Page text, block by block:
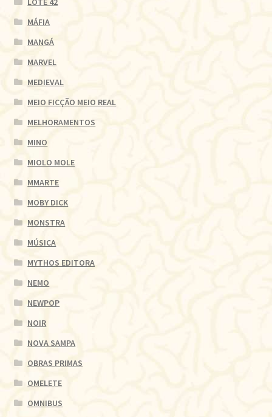
MÁFIA
MANGÁ
MARVEL
MEDIEVAL
MEIO FICÇÃO MEIO REAL
MELHORAMENTOS
MINO
MIOLO MOLE
MMARTE
MOBY DICK
MONSTRA
MÚSICA
MYTHOS EDITORA
NEMO
NEWPOP
NOIR
NOVA SAMPA
OBRAS PRIMAS
OMELETE
OMNIBUS